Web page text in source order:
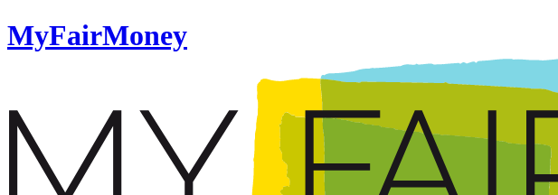
MyFairMoney